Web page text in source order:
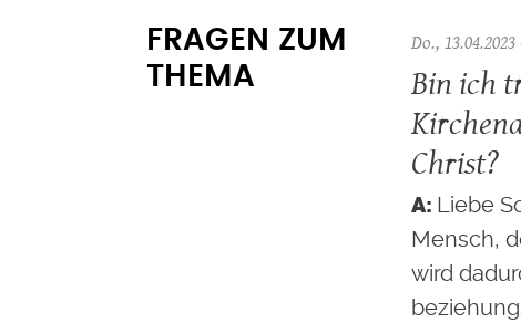
FRAGEN ZUM
THEMA
Do.,
Bin ich
Christ?
Liebe
Mensch,
wird